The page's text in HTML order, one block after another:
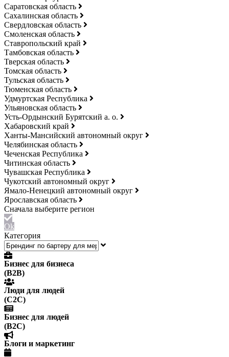
Саратовская область
Сахалинская область
Свердловская область
Смоленская область
Ставропольский край
Тамбовская область
Тверская область
Томская область
Тульская область
Тюменская область
Удмуртская Республика
Ульяновская область
Усть-Ордынский Бурятский а. о.
Хабаровский край
Ханты-Мансийский автономный округ
Челябинская область
Чеченская Республика
Читинская область
Чувашская Республика
Чукотский автономный округ
Ямало-Ненецкий автономный округ
Ярославская область
Ok
Категория
Бизнес для бизнеса
(B2B)
Люди для людей
(С2С)
Бизнес для людей
(B2C)
Блоги и маркетинг